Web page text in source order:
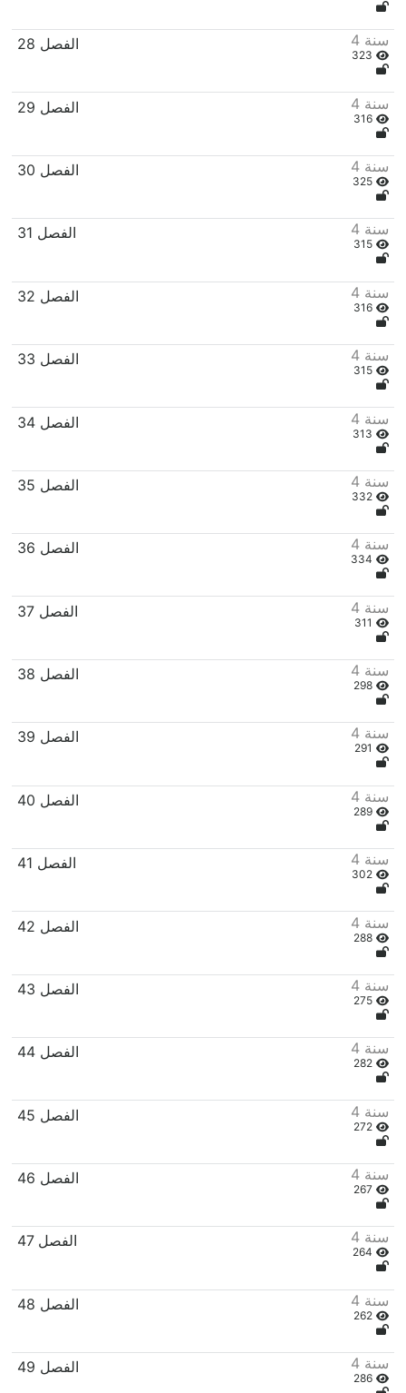
28 الفصل 4 سنة
323
29 الفصل 4 سنة
316
30 الفصل 4 سنة
325
31 الفصل 4 سنة
315
32 الفصل 4 سنة
316
33 الفصل 4 سنة
315
34 الفصل 4 سنة
313
35 الفصل 4 سنة
332
36 الفصل 4 سنة
334
37 الفصل 4 سنة
311
38 الفصل 4 سنة
298
39 الفصل 4 سنة
291
40 الفصل 4 سنة
289
41 الفصل 4 سنة
302
42 الفصل 4 سنة
288
43 الفصل 4 سنة
275
44 الفصل 4 سنة
282
45 الفصل 4 سنة
272
46 الفصل 4 سنة
267
47 الفصل 4 سنة
264
48 الفصل 4 سنة
262
49 الفصل 4 سنة
286